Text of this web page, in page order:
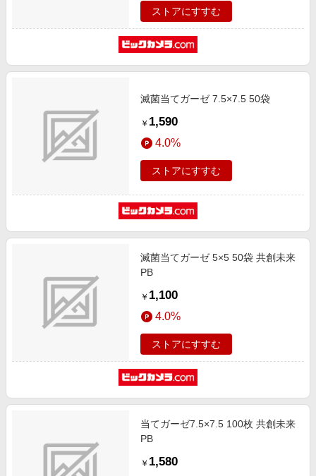
ストアにすすむ
滅菌当てガーゼ 7.5×7.5 50袋
￥ 1,590
4.0%
ストアにすすむ
滅菌当てガーゼ 5×5 50袋 共創未来
PB
￥ 1,100
4.0%
ストアにすすむ
当てガーゼ7.5×7.5 100枚 共創未来
PB
￥ 1,580